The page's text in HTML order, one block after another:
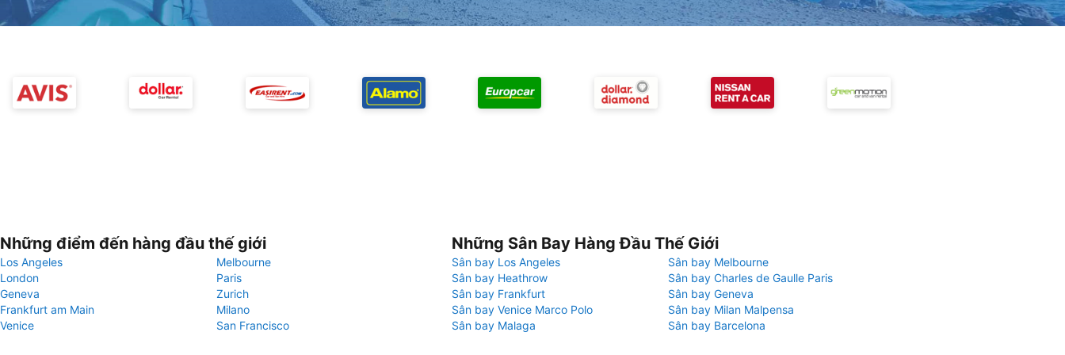
Những điểm đến hàng đầu thế giới
Los Angeles
Melbourne
London
Paris
Geneva
Zurich
Frankfurt am Main
Milano
Venice
San Francisco
Những Sân Bay Hàng Đầu Thế Giới
Sân bay Los Angeles
Sân bay Melbourne
Sân bay Heathrow
Sân bay Charles de Gaulle Paris
Sân bay Frankfurt
Sân bay Geneva
Sân bay Venice Marco Polo
Sân bay Milan Malpensa
Sân bay Malaga
Sân bay Barcelona